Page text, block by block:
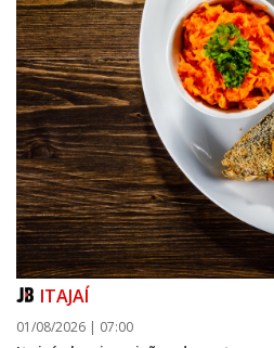
ITAJAÍ
01/08/2026 | 07:00